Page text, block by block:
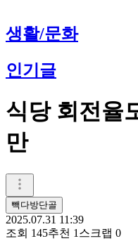
생활/문화
인기글
식당 회전율
만
빽다방단골
2025.07.31 11:39
조회 145추천 1 스크랩 0